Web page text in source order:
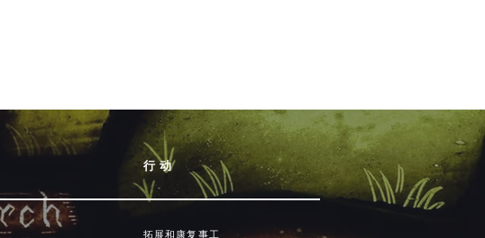
行动
拓展和康复事工